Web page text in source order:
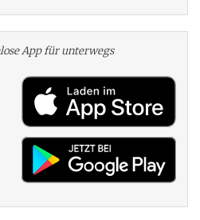
App für unterwegs